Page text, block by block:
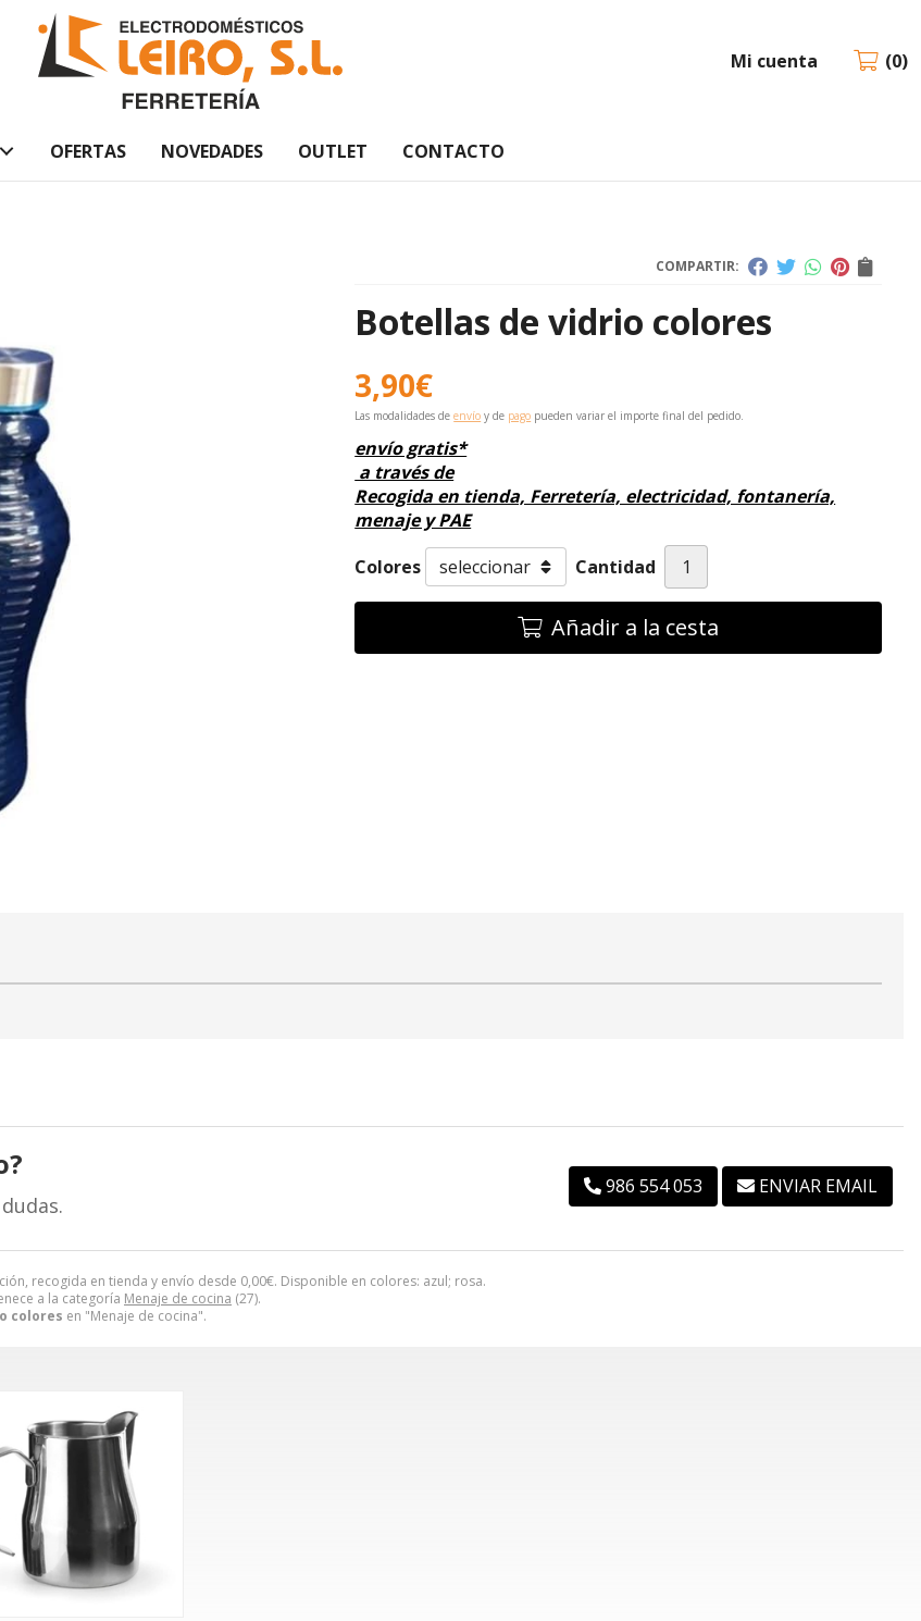
Mi cuenta 0
OFERTAS NOVEDADES OUTLET CONTACTO
COMPARTIR:
Botellas de vidrio colores
3,90€
Las modalidades deenvío y de pago pueden variar el importe final del pedido.
envío gratis*
a través de
Recogida en tienda, Ferretería, electricidad, fontanería,
menaje y PAE
Colores
Cantidad
Añadir a la cesta
recogida en tienda y envío desde 0,00€. Disponible en colores: azul; rosa.
a la categoría Menaje de cocina (27).
colores en "Menaje de cocina".
986 554 053 ENVIAR EMAIL